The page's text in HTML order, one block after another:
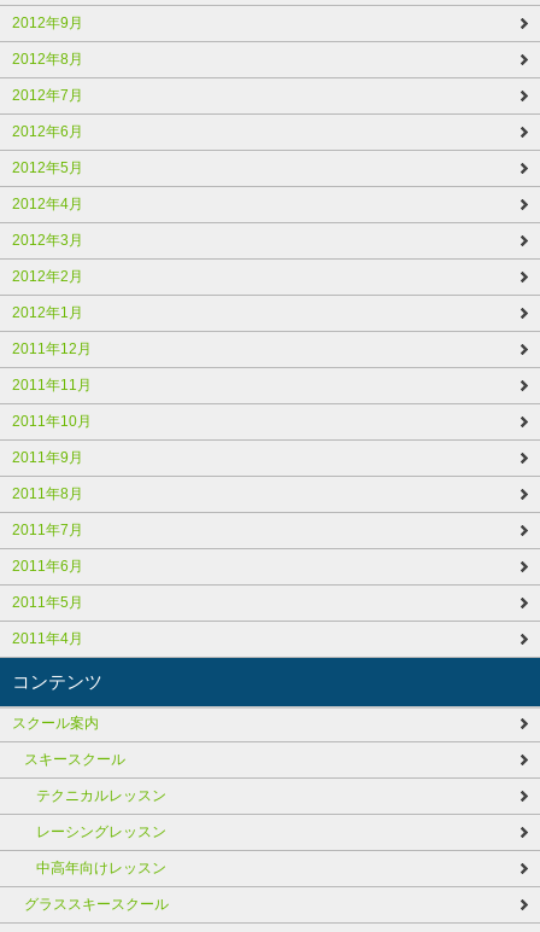
2012年9月
2012年8月
2012年7月
2012年6月
2012年5月
2012年4月
2012年3月
2012年2月
2012年1月
2011年12月
2011年11月
2011年10月
2011年9月
2011年8月
2011年7月
2011年6月
2011年5月
2011年4月
コンテンツ
スクール案内
スキースクール
テクニカルレッスン
レーシングレッスン
中高年向けレッスン
グラススキースクール